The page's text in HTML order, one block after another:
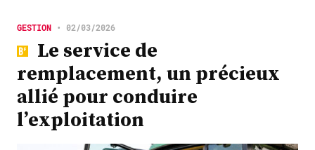
Agronomie
Matériels
La technique ITB
Pommes de terre
GESTION • 02/03/2026
Le service de
remplacement, un précieux
allié pour conduire
l’exploitation